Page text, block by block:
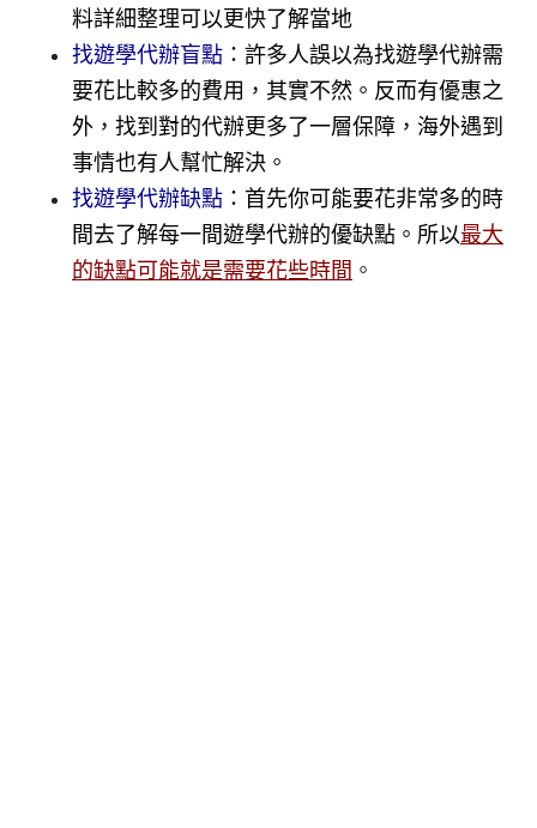
料詳細整理可以更快了解當地
找遊學代辦盲點 ： 許多人誤以為找遊學代辦需
要花比較多的費用，其實不然。反而有優惠之
外，找到對的代辦更多了一層保障，海外遇到
事情也有人幫忙解決。
找遊學代辦缺點 ： 首先你可能要花非常多的時
間去了解每一間遊學代辦的優缺點。所以最大
的缺點可能就是需要花些時間 。